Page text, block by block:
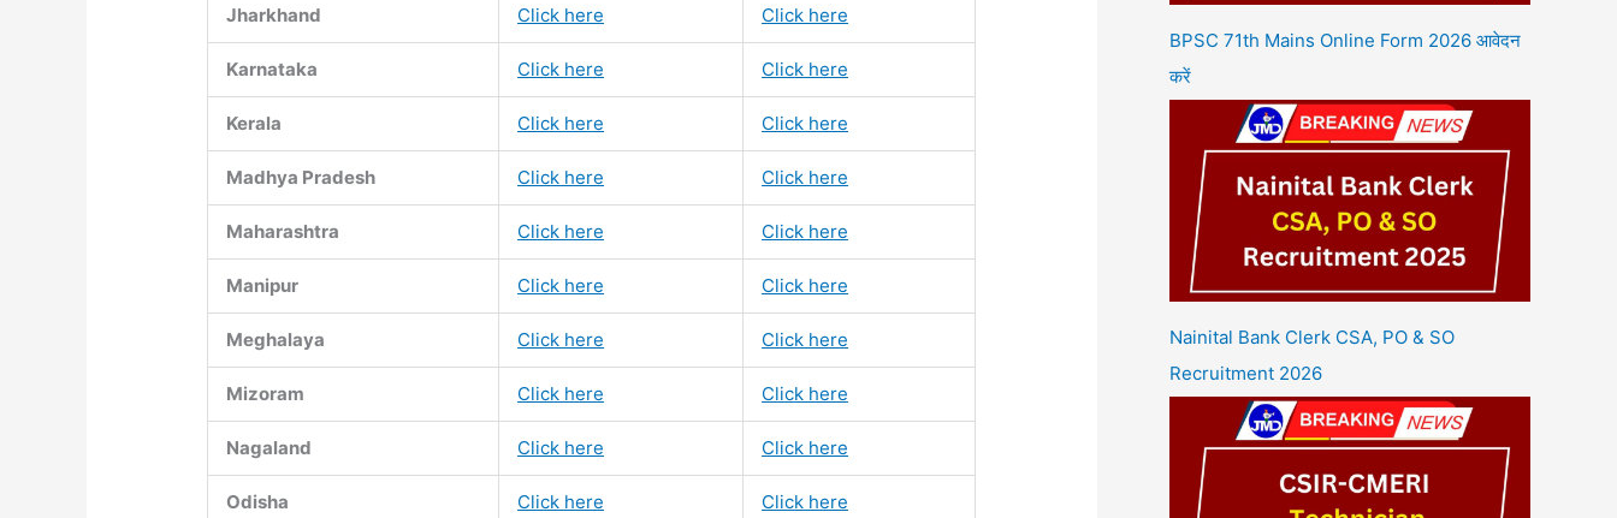
Jharkhand Click here Click here
Karnataka Click here Click here
Kerala Click here Click here
Madhya Pradesh Click here Click here
Maharashtra Click here Click here
Manipur Click here Click here
Meghalaya Click here Click here
Mizoram Click here Click here
Nagaland Click here Click here
Odisha Click here Click here
BPSC 71th Mains Online Form 2026 आवेदन
करें
Nainital Bank Clerk CSA, PO & SO
Recruitment 2026